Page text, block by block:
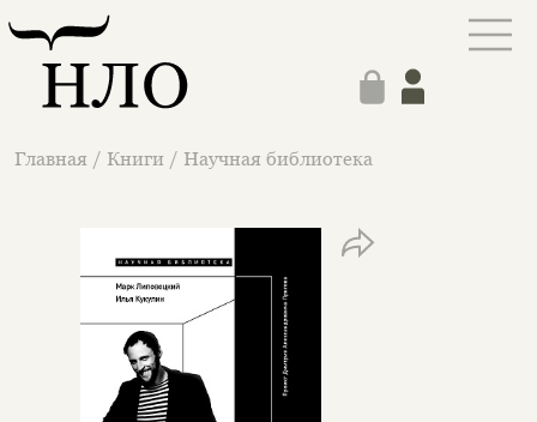
Главная / Книги / Научная библиотека